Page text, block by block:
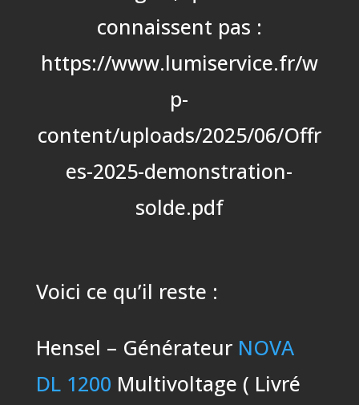
connaissent pas :
https://www.lumiservice.fr/w
p-
content/uploads/2025/06/Offr
es-2025-demonstration-
solde.pdf
Voici ce qu’il reste :
Hensel – Générateur NOVA
DL 1200 Multivoltage ( Livré